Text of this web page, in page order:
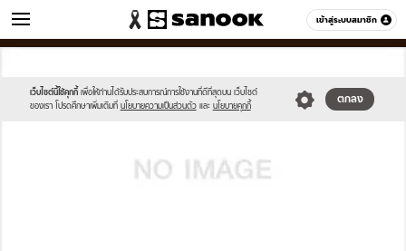
เข้าสู่ระบบสมาชิก
ข่าว หมวดอื่นๆ
เว็บไซต์นี้ใช้คุกกี้ เพื่อให้ท่านได้รับประสบการณ์การใช้งานที่ดีที่สุดบน เว็บไซต์
ของเรา โปรดศึกษาเพิ่มเติมที่ นโยบายความเป็นส่วนตัว และ นโยบายคุกกี้
ตกลง
sanook.png
image.jpg